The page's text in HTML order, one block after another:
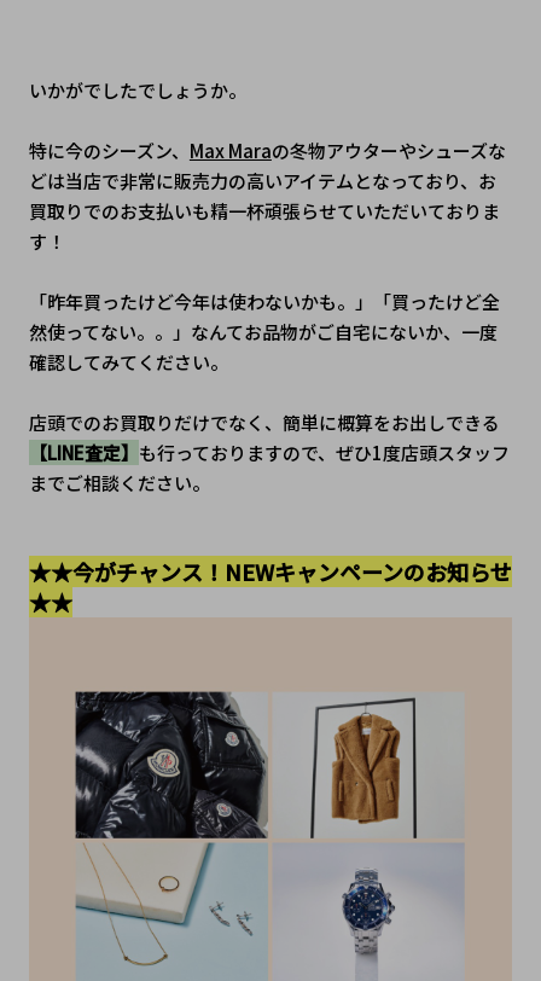
いかがでしたでしょうか。
特に今のシーズン、 Max Maraの冬物アウターやシューズな
どは当店で非常に販売力の高いアイテムとなっており、お
買取りでのお支払いも精一杯頑張らせていただいておりま
す！
「昨年買ったけど今年は使わないかも。」「買ったけど全
然使ってない。。」なんてお品物がご自宅にないか、一度
確認してみてください。
店頭でのお買取りだけでなく、簡単に概算をお出しできる
【LINE査定】 も行っておりますので、ぜひ1度店頭スタッフ
までご相談ください。
★★今がチャンス！NEWキャンペーンのお知らせ
★★